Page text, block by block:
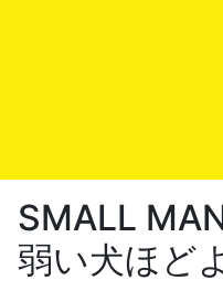
SMALL
弱い犬ほど